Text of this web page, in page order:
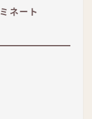
ネート